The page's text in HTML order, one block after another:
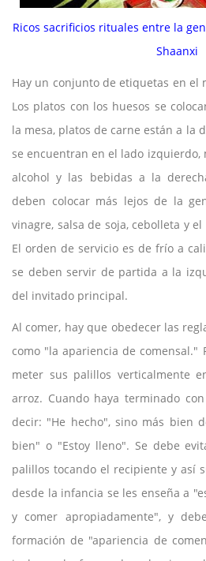
Ricos sacrificios rituales entre la
Shaanxi
Hay un conjunto de etiquetas en el
Los platos con los huesos se
la mesa, platos de carne están a la
se encuentran en el lado izquierdo,
alcohol y las bebidas a la
deben colocar más lejos de la
vinagre, salsa de soja, cebolleta y
El orden de servicio es de frío a
se deben servir de partida a la
del invitado principal.
Al comer, hay que obedecer las
como "la apariencia de comensal."
meter sus palillos verticalmente
arroz. Cuando haya terminado
decir: "He hecho", sino más bien
bien" o "Estoy lleno". Se debe
palillos tocando el recipiente y así
desde la infancia se les enseña a
y comer apropiadamente", y
formación de "apariencia de